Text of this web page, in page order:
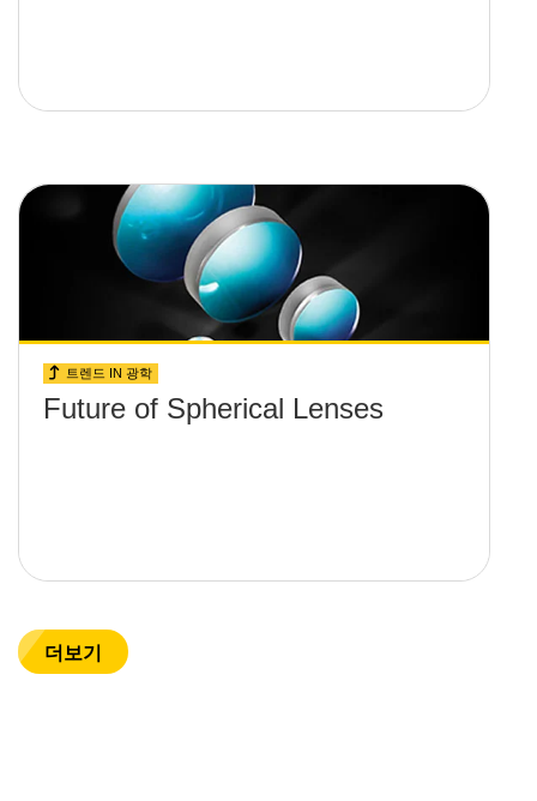
트렌드 IN 광학
Future of Spherical Lenses
더보기